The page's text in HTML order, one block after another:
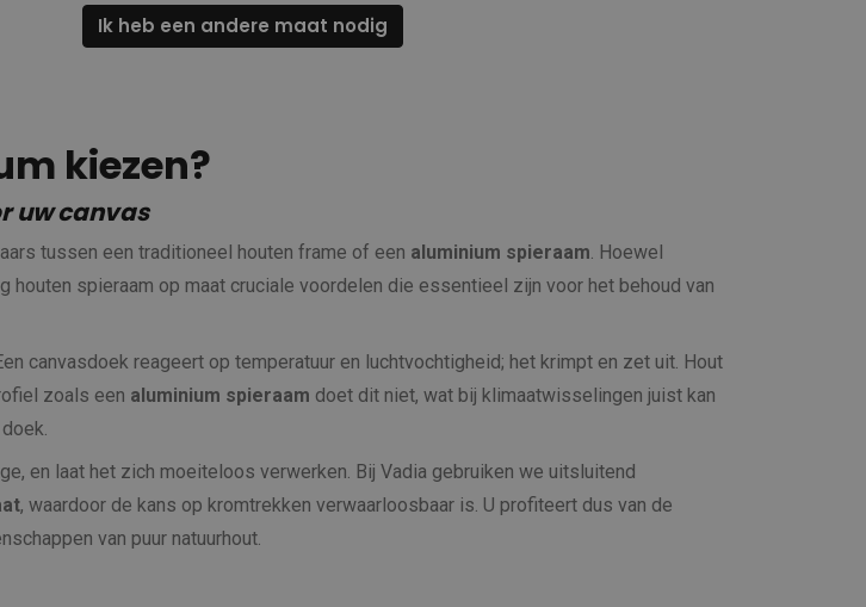
Ik heb een andere maat nodig
kiezen?
uw canvas
tussen een traditioneel houten frame of een aluminium spieraam. Hoewel
spieraam op maat cruciale voordelen die essentieel zijn voor het behoud van
canvasdoek reageert op temperatuur en luchtvochtigheid; het krimpt en zet uit. Hout
zoals een aluminium spieraam doet dit niet, wat bij klimaatwisselingen juist kan
en laat het zich moeiteloos verwerken. Bij Vadia gebruiken we uitsluitend
, waardoor de kans op kromtrekken verwaarloosbaar is. U profiteert dus van de
van puur natuurhout.